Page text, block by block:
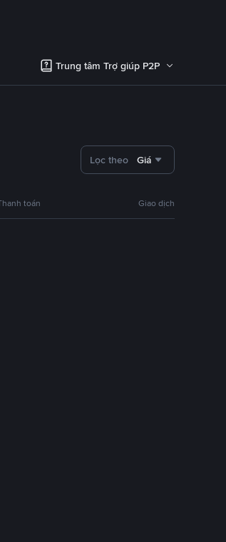
Trung tâm Trợ giúp P2P
Lọc theo Giá
toán Giao dịch